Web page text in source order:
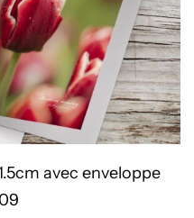
avec enveloppe